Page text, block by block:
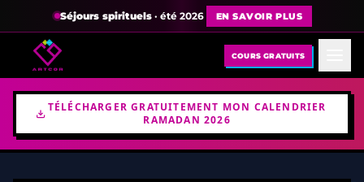
Séjours spirituels· été 2026 EN SAVOIR PLUS
COURS GRATUITS
TÉLÉCHARGER GRATUITEMENT MON CALENDRIER
RAMADAN 2026